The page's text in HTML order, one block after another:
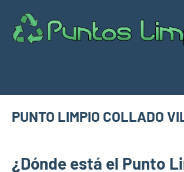
contenido
PUNTO LIMPIO COLLADO
limpios en
¿Dónde está el Punto